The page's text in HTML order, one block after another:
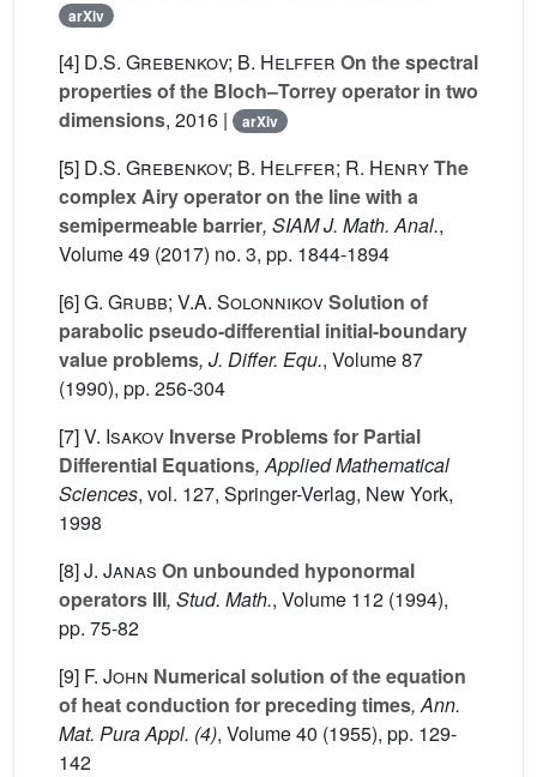
arXiv
[4] D.S. Grebenkov; B. Helffer On the spectral
properties of the Bloch–Torrey operator in two
dimensions, 2016 | arXiv
[5] D.S. Grebenkov; B. Helffer; R. HenryThe
complex Airy operator on the line with a
semipermeable barrier, SIAM J. Math. Anal.,
Volume 49 (2017) no. 3, pp. 1844-1894
[6]G. Grubb; V.A. SolonnikovSolution of
parabolic pseudo-differential initial-boundary
value problems, J. Differ. Equ., Volume 87
(1990), pp. 256-304
[7]V. Isakov Inverse Problems for Partial
Differential Equations, Applied Mathematical
Sciences, vol. 127, Springer-Verlag, New York,
1998
[8]J. Janas On unbounded hyponormal
operators III, Stud. Math., Volume 112 (1994),
pp. 75-82
[9] F. John Numerical solution of the equation
of heat conduction for preceding times, Ann.
Mat. Pura Appl. (4), Volume 40 (1955), pp. 129-
142